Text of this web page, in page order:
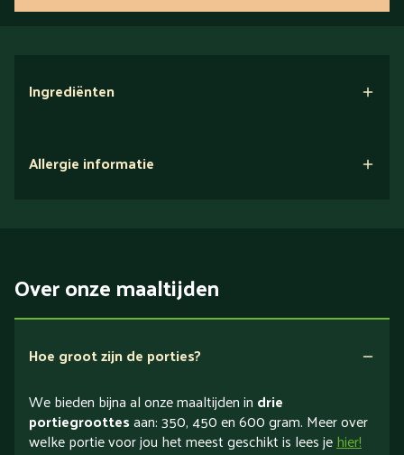
Ingrediënten
Allergie informatie
Over onze maaltijden
Hoe groot zijn de porties?
We bieden bijna al onze maaltijden in drie
portiegroottesaan: 350, 450 en 600 gram. Meer over
welke portie voor jou het meest geschikt is lees jehier!